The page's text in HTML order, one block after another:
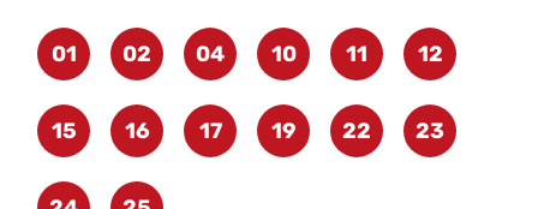
01 02 04 10 11 12
15 16 17 19 22 23